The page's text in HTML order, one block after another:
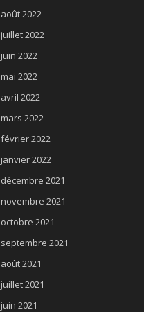
août 2022
juillet 2022
juin 2022
mai 2022
avril 2022
mars 2022
février 2022
janvier 2022
décembre 2021
novembre 2021
octobre 2021
septembre 2021
août 2021
juillet 2021
juin 2021